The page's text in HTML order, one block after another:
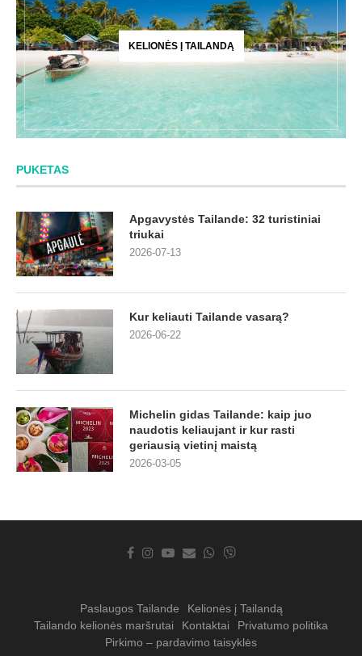
KELIONĖS Į TAILANDĄ
PUKETAS
Apgavystės Tailande: 32 turistiniai
triukai
2026-07-13
Kur keliauti Tailande vasarą?
2026-06-22
Michelin gidas Tailande: kaip juo
naudotis keliaujant ir kur rasti
geriausią vietinį maistą
2026-03-05
Paslaugos Tailande
Kelionės į Tailandą
Tailando kelionės maršrutai
Kontaktai
Privatumo politika
Pirkimo – pardavimo taisyklės